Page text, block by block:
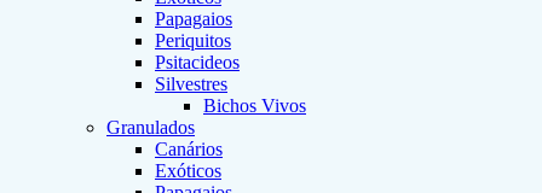
Papagaios
Periquitos
Psitacideos
Silvestres
Bichos Vivos
Granulados
Canários
Exóticos